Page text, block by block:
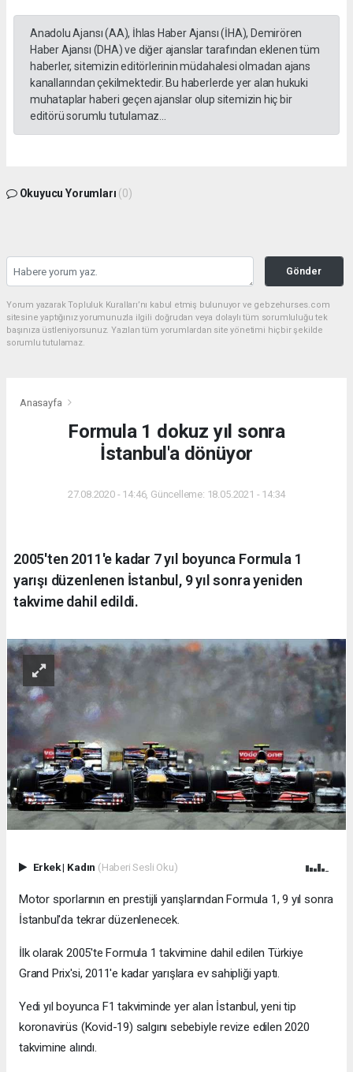
Anadolu Ajansı (AA), İhlas Haber Ajansı (İHA), Demirören
Haber Ajansı (DHA) ve diğer ajanslar tarafından eklenen tüm
haberler, sitemizin editörlerinin müdahalesi olmadan ajans
kanallarından çekilmektedir. Bu haberlerde yer alan hukuki
muhataplar haberi geçen ajanslar olup sitemizin hiç bir
editörü sorumlu tutulamaz...
Okuyucu Yorumları (0)
Gönder
Yorum yazarak Topluluk Kuralları’nı kabul etmiş bulunuyor ve gebzehurses.com
sitesine yaptığınız yorumunuzla ilgili doğrudan veya dolaylı tüm sorumluluğu tek
başınıza üstleniyorsunuz. Yazılan tüm yorumlardan site yönetimi hiçbir şekilde
sorumlu tutulamaz.
Anasayfa
Formula 1 dokuz yıl sonra
İstanbul'a dönüyor
27.08.2020 - 14:46, Güncelleme: 18.05.2021 - 14:34
2005'ten 2011'e kadar 7 yıl boyunca Formula 1
yarışı düzenlenen İstanbul, 9 yıl sonra yeniden
takvime dahil edildi.
Erkek| Kadın (Haberi Sesli Oku)
Motor sporlarının en prestijli yarışlarından Formula 1, 9 yıl sonra
İstanbul'da tekrar düzenlenecek.
İlk olarak 2005'te Formula 1 takvimine dahil edilen Türkiye
Grand Prix'si, 2011'e kadar yarışlara ev sahipliği yaptı.
Yedi yıl boyunca F1 takviminde yer alan İstanbul, yeni tip
koronavirüs (Kovid-19) salgını sebebiyle revize edilen 2020
takvimine alındı.